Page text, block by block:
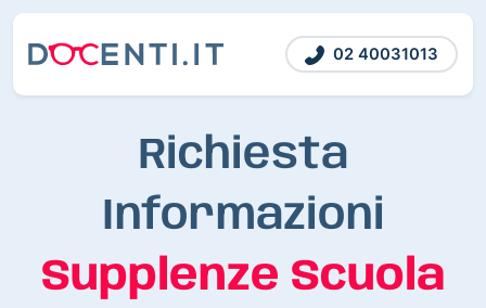
02 40031013
Richiesta
Informazioni
Supplenze Scuola